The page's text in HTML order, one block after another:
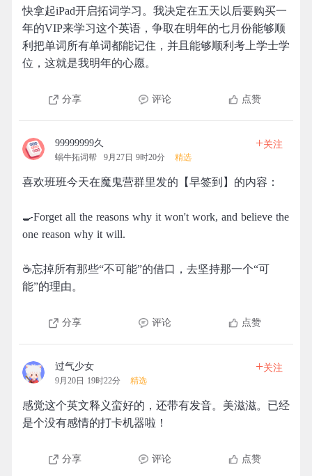
快拿起iPad开启拓词学习。我决定在五天以后要购买一
年的VIP来学习这个英语，争取在明年的七月份能够顺
利把单词所有单词都能记住，并且能够顺利考上学士学
位，这就是我明年的心愿。
分享 评论 点赞
99999999久
蜗牛拓词帮 9月27日 9时20分 精选
+关注
喜欢班班今天在魔鬼营群里发的【早签到】的内容：
🍳Forget all the reasons why it won't work, and believe the
one reason why it will.
☕忘掉所有那些“不可能”的借口，去坚持那一个“可
能”的理由。
分享 评论 点赞
过气少女
9月20日 19时22分 精选
+关注
感觉这个英文释义蛮好的，还带有发音。美滋滋。已经
是个没有感情的打卡机器啦！
分享 评论 点赞